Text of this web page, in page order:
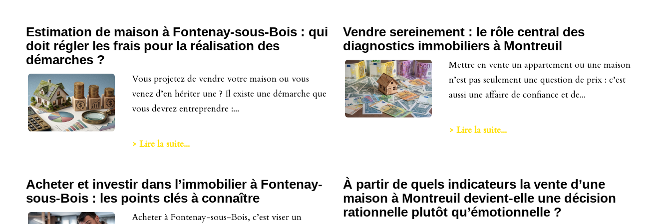
Estimation de maison à Fontenay-sous-Bois : qui
doit régler les frais pour la réalisation des
démarches ?
Vous projetez de vendre votre maison ou vous
venez d’en hériter une ? Il existe une démarche que
vous devrez entreprendre :...
> Lire la suite...
Vendre sereinement : le rôle central des
diagnostics immobiliers à Montreuil
Mettre en vente un appartement ou une maison
n’est pas seulement une question de prix : c’est
aussi une affaire de confiance et de...
> Lire la suite...
Acheter et investir dans l’immobilier à Fontenay-
sous-Bois : les points clés à connaître
Acheter à Fontenay-sous-Bois, c’est viser un
À partir de quels indicateurs la vente d’une
maison à Montreuil devient-elle une décision
rationnelle plutôt qu’émotionnelle ?